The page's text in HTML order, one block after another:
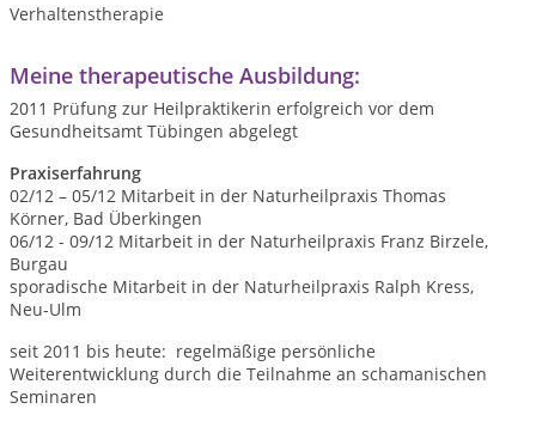
Verhaltenstherapie
Meine therapeutische Ausbildung:
2011 Prüfung zur Heilpraktikerin erfolgreich vor dem
Gesundheitsamt Tübingen abgelegt
Praxiserfahrung
02/12 – 05/12 Mitarbeit in der Naturheilpraxis Thomas
Körner, Bad Überkingen
06/12 - 09/12 Mitarbeit in der Naturheilpraxis Franz Birzele,
Burgau
sporadische Mitarbeit in der Naturheilpraxis Ralph Kress,
Neu-Ulm
seit 2011 bis heute: regelmäßige persönliche
Weiterentwicklung durch die Teilnahme an schamanischen
Seminaren